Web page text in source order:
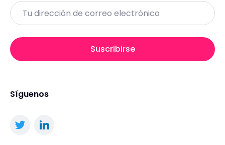
Email
Suscribirse
Síguenos